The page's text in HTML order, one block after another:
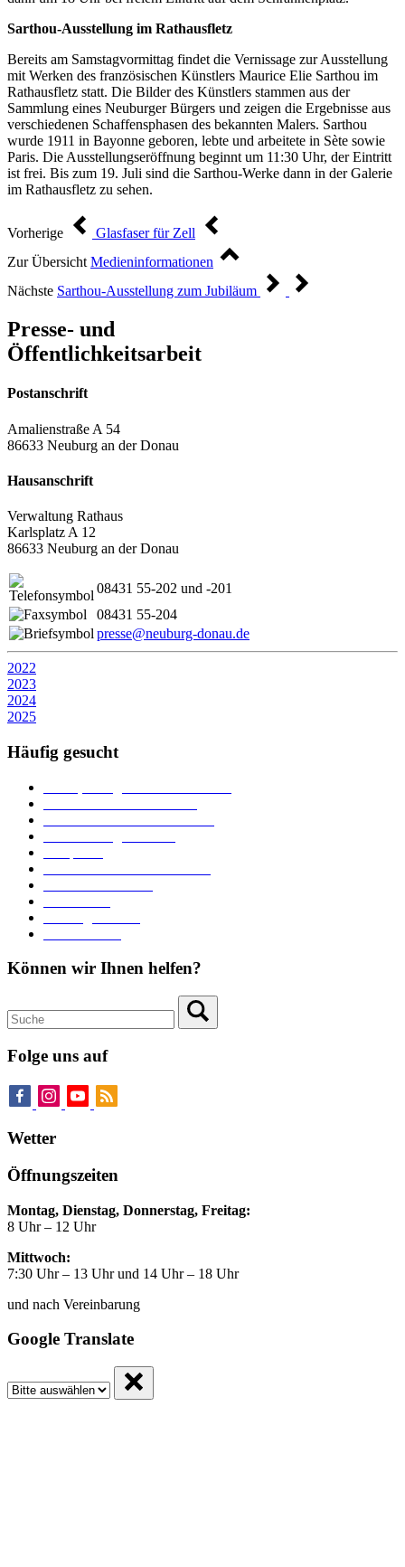
Sarthou-Ausstellung im Rathausfletz
Bereits am Samstagvormittag findet die Vernissage zur Ausstellung
mit Werken des französischen Künstlers Maurice Elie Sarthou im
Rathausfletz statt. Die Bilder des Künstlers stammen aus der
Sammlung eines Neuburger Bürgers und zeigen die Ergebnisse aus
verschiedenen Schaffensphasen des bekannten Malers. Sarthou
wurde 1911 in Bayonne geboren, lebte und arbeitete in Sète sowie
Paris. Die Ausstellungseröffnung beginnt um 11:30 Uhr, der Eintritt
ist frei. Bis zum 19. Juli sind die Sarthou-Werke dann in der Galerie
im Rathausfletz zu sehen.
Vorherige
Glasfaser für Zell
Zur Übersicht Medieninformationen
Nächste Sarthou-Ausstellung zum Jubiläum
Presse- und
Öffentlichkeitsarbeit
Postanschrift
Amalienstraße A 54
86633 Neuburg an der Donau
Hausanschrift
Verwaltung Rathaus
Karlsplatz A 12
86633 Neuburg an der Donau
08431 55-202 und -201
08431 55-204
presse@neuburg-donau.de
2022
2023
2024
2025
Häufig gesucht
Können wir Ihnen helfen?
Folge uns auf
Wetter
Öffnungszeiten
Montag, Dienstag, Donnerstag, Freitag:
8 Uhr – 12 Uhr
Mittwoch:
7:30 Uhr – 13 Uhr und 14 Uhr – 18 Uhr
und nach Vereinbarung
Google Translate